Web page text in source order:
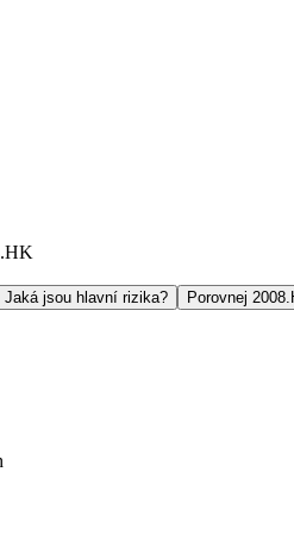
Jaká jsou hlavní rizika? Porovnej